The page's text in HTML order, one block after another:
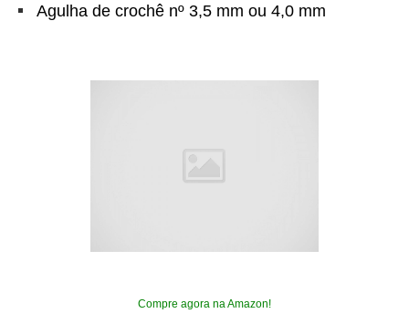
Agulha de crochê nº 3,5 mm ou 4,0 mm
Compre agora na Amazon!